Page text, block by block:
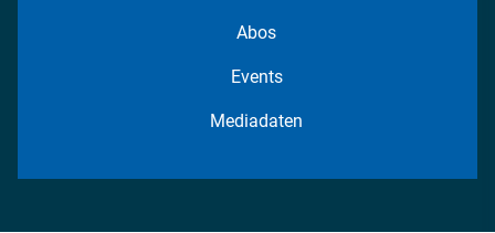
Abos
Events
Mediadaten